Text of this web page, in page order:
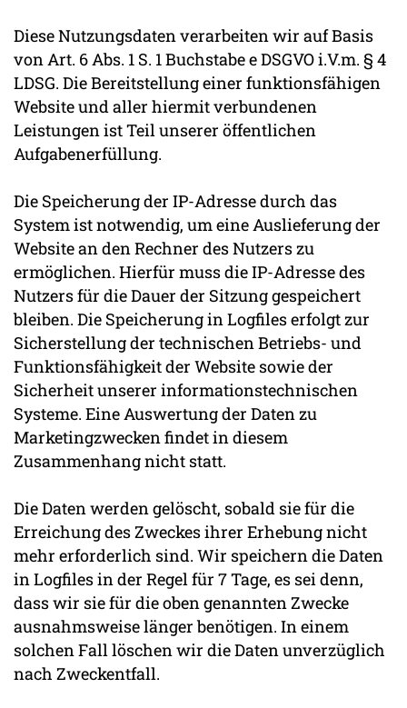
Diese Nutzungsdaten verarbeiten wir auf Basis
von Art. 6 Abs. 1 S. 1 Buchstabe e DSGVO i.V.m. § 4
LDSG. Die Bereitstellung einer funktionsfähigen
Website und aller hiermit verbundenen
Leistungen ist Teil unserer öffentlichen
Aufgabenerfüllung.
Die Speicherung der IP-Adresse durch das
System ist notwendig, um eine Auslieferung der
Website an den Rechner des Nutzers zu
ermöglichen. Hierfür muss die IP-Adresse des
Nutzers für die Dauer der Sitzung gespeichert
bleiben. Die Speicherung in Logfiles erfolgt zur
Sicherstellung der technischen Betriebs- und
Funktionsfähigkeit der Website sowie der
Sicherheit unserer informationstechnischen
Systeme. Eine Auswertung der Daten zu
Marketingzwecken findet in diesem
Zusammenhang nicht statt.
Die Daten werden gelöscht, sobald sie für die
Erreichung des Zweckes ihrer Erhebung nicht
mehr erforderlich sind. Wir speichern die Daten
in Logfiles in der Regel für 7 Tage, es sei denn,
dass wir sie für die oben genannten Zwecke
ausnahmsweise länger benötigen. In einem
solchen Fall löschen wir die Daten unverzüglich
nach Zweckentfall.